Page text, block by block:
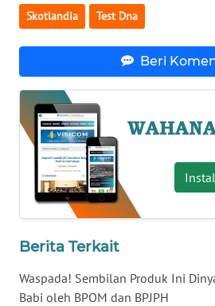
Skotlandia Test Dna
Beri
Berita Terkait
Waspada! Sembilan Produk Ini
Babi oleh BPOM dan BPJPH
WN
NTB
WN
SULTENG
WN
SULBAR
BABEL